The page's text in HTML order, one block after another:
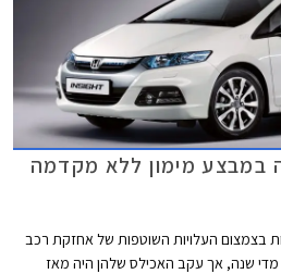
במבצע מימון ללא מקדמה
בצמצום העלויות השוטפות של אחזקת רכב
מדי שנה, אך עקב האכילס שלהן היה מאז